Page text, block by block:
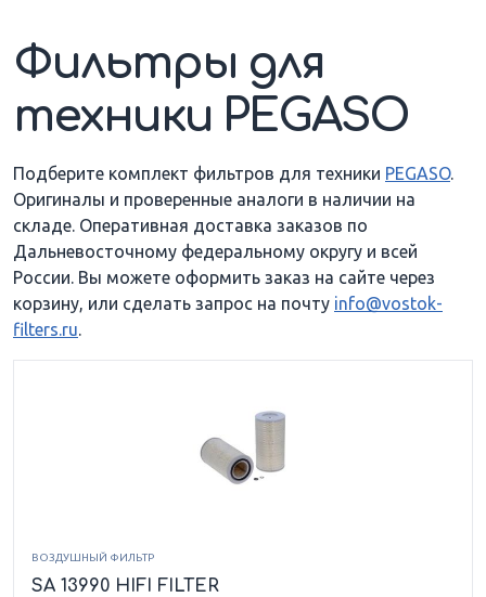
Фильтры для
техники PEGASO
Подберите комплект фильтров для техники PEGASO.
Оригиналы и проверенные аналоги в наличии на
складе. Оперативная доставка заказов по
Дальневосточному федеральному округу и всей
России. Вы можете оформить заказ на сайте через
корзину, или сделать запрос на почту info@vostok-
filters.ru.
ВОЗДУШНЫЙ ФИЛЬТР
SA 13990 HIFI FILTER